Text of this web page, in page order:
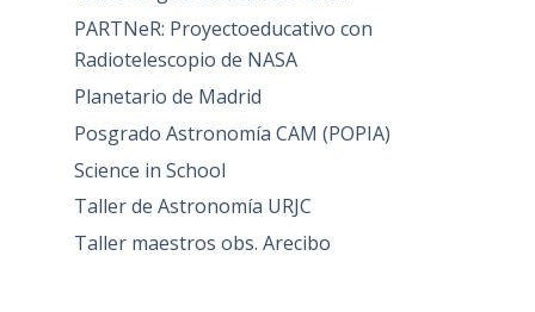
PARTNeR: Proyectoeducativo con
Radiotelescopio de NASA
Planetario de Madrid
Posgrado Astronomía CAM (POPIA)
Science in School
Taller de Astronomía URJC
Taller maestros obs. Arecibo